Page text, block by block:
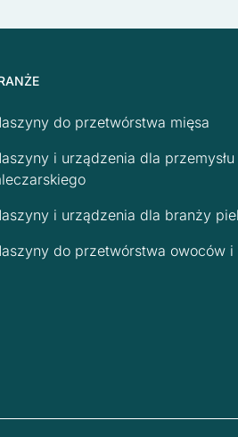
do przetwórstwa mięsa
i urządzenia dla przemysłu
i urządzenia dla branży
do przetwórstwa owoców